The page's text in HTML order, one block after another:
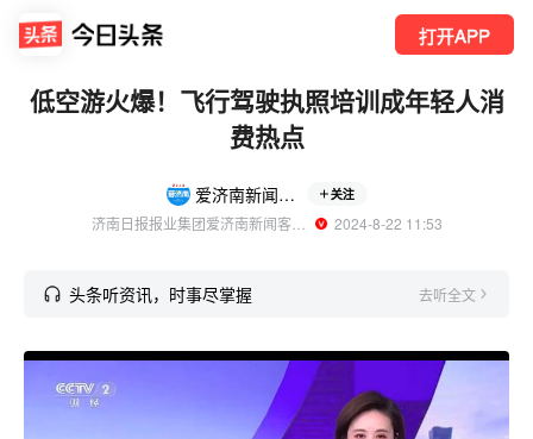
打开APP
低空游火爆！飞行驾驶执照培训成年轻人消
费热点
爱济南新闻客户端 关注
  2024-8-22 11:53
头条听资讯，时事尽掌握 去听全文